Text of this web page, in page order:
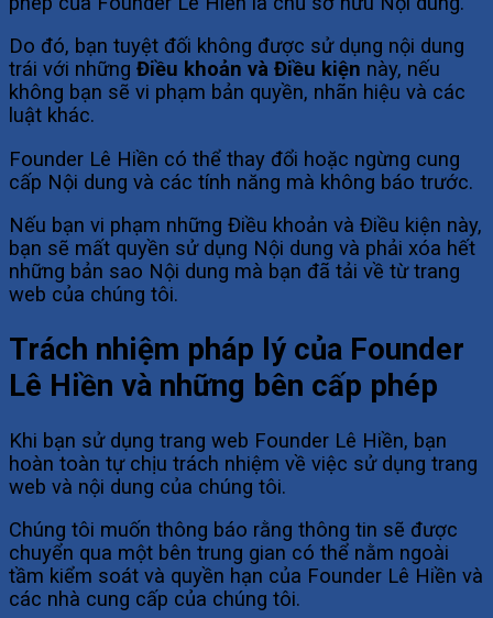
Do đó, bạn tuyệt đối không được sử dụng nội dung
trái với những Điều khoản và Điều kiện này, nếu
không bạn sẽ vi phạm bản quyền, nhãn hiệu và các
luật khác.
Founder Lê Hiền có thể thay đổi hoặc ngừng cung
cấp Nội dung và các tính năng mà không báo trước.
Nếu bạn vi phạm những Điều khoản và Điều kiện này,
bạn sẽ mất quyền sử dụng Nội dung và phải xóa hết
những bản sao Nội dung mà bạn đã tải về từ trang
web của chúng tôi.
Trách nhiệm pháp lý của Founder
Lê Hiền và những bên cấp phép
Khi bạn sử dụng trang web Founder Lê Hiền, bạn
hoàn toàn tự chịu trách nhiệm về việc sử dụng trang
web và nội dung của chúng tôi.
Chúng tôi muốn thông báo rằng thông tin sẽ được
chuyển qua một bên trung gian có thể nằm ngoài
tầm kiểm soát và quyền hạn của Founder Lê Hiền và
các nhà cung cấp của chúng tôi.